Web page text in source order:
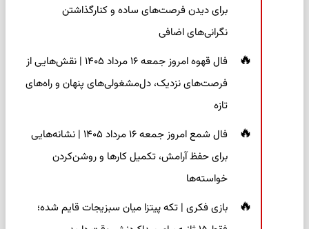
برای دیدن فرصت‌های ساده و کنارگذاشتن
نگرانی‌های اضافی
فال قهوه امروز جمعه ۱۶ مرداد ۱۴۰۵ | نقش‌هایی از
فرصت‌های نزدیک، دل‌مشغولی‌های پنهان و راه‌های
تازه
فال شمع امروز جمعه ۱۶ مرداد ۱۴۰۵ | نشانه‌هایی
برای حفظ آرامش، تکمیل کارها و روشن‌کردن
خواسته‌ها
بازی فکری | تکه پیتزا میان سبزیجات قایم شده؛